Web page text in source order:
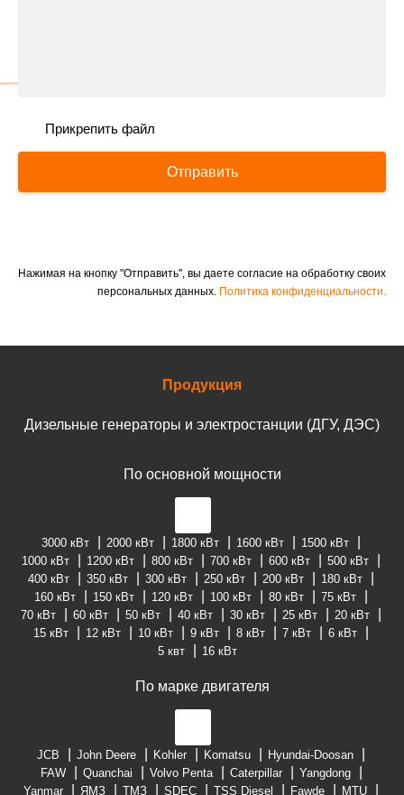
Прикрепить файл
Отправить
Нажимая на кнопку "Отправить", вы даете согласие на обработку своих
персональных данных. Политика конфиденциальности.
Продукция
Дизельные генераторы и электростанции (ДГУ, ДЭС)
По основной мощности
3000 кВт 2000 кВт 1800 кВт 1600 кВт
1500 кВт
1000 кВт
1200 кВт 800 кВт 700 кВт 600 кВт
500 кВт
400 кВт
350 кВт 300 кВт 250 кВт 200 кВт
180 кВт
160 кВт
150 кВт 120 кВт 100 кВт 80 кВт
75 кВт
70 кВт
60 кВт 50 кВт 40 кВт 30 кВт 25 кВт
20 кВт
15 кВт
12 кВт 10 кВт 9 кВт 8 кВт 7 кВт
6 кВт
5 квт
16 кВт
По марке двигателя
JCB John Deere Kohler Komatsu
Hyundai-Doosan
FAW
Quanchai Volvo Penta Caterpillar
Yangdong
Yanmar
ЯМЗ ТМЗ SDEC TSS Diesel Fawde
MTU